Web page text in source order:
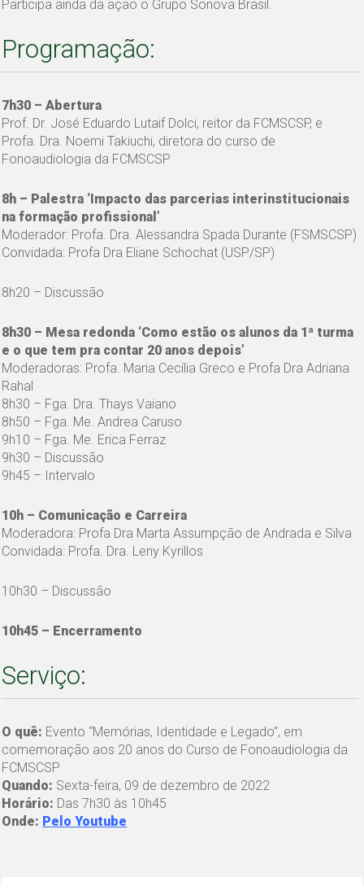
Participa ainda da ação o Grupo Sonova Brasil.
Programação:
7h30 – Abertura
Prof. Dr. José Eduardo Lutaif Dolci, reitor da FCMSCSP, e
Profa. Dra. Noemi Takiuchi, diretora do curso de
Fonoaudiologia da FCMSCSP
8h – Palestra ‘Impacto das parcerias interinstitucionais
na formação profissional’
Moderador: Profa. Dra. Alessandra Spada Durante (FSMSCSP)
Convidada: Profa Dra Eliane Schochat (USP/SP)
8h20 – Discussão
8h30 – Mesa redonda ‘Como estão os alunos da 1ª turma
e o que tem pra contar 20 anos depois’
Moderadoras: Profa. Maria Cecília Greco e Profa Dra Adriana
Rahal
8h30 – Fga. Dra. Thays Vaiano
8h50 – Fga. Me. Andrea Caruso
9h10 – Fga. Me. Erica Ferraz
9h30 – Discussão
9h45 – Intervalo
10h – Comunicação e Carreira
Moderadora: Profa Dra Marta Assumpção de Andrada e Silva
Convidada: Profa. Dra. Leny Kyrillos
10h30 – Discussão
10h45 – Encerramento
Serviço:
O quê: Evento “Memórias, Identidade e Legado”, em
comemoração aos 20 anos do Curso de Fonoaudiologia da
FCMSCSP
Quando: Sexta-feira, 09 de dezembro de 2022
Horário: Das 7h30 às 10h45
Onde: Pelo Youtube